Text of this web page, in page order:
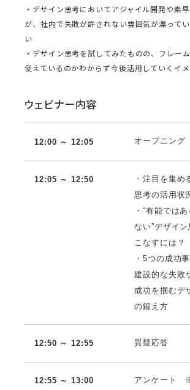
・デザイン思考においてアジャイル開発や素
が、社内で失敗が許されない雰囲気が漂って
い
・デザイン思考を試してみたものの、フレー
使えているのかわからず今後活用していくイ
ウェビナー内容
12:00 ～ 12:05 オープニング
12:05 ～ 12:50
・注目を集め
思考の活用状
・“有能では
ない”デザイ
こなすには？
・5つの成功
建設的な失敗
成功を掴むデ
の鍛え方
12:50 ～ 12:55 質疑応答
12:55 ～ 13:00
アンケート